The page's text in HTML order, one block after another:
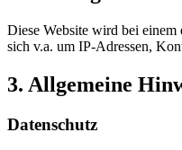
Diese Website wird bei einem
sich v.a. um IP-Adressen,
3. Allgemeine
Datenschutz